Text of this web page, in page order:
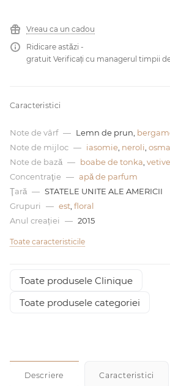
de leiVreau ca un cadou
Ridicare astăzi -
gratuit Verificați cu managerul timpii
Caracteristici
Note de vârf — Lemn de prun,
Note de mijloc — iasomie neroli
Note de bază — boabe de tonka
Concentraţie — apă de parfum
Ţară — STATELE UNITE ALE AMERICII
Grupuri
— est floral
Anul creației
— 2015
Toate caracteristicile
Toate produsele Clinique
Toate produsele categoriei
Descriere Caracteristici